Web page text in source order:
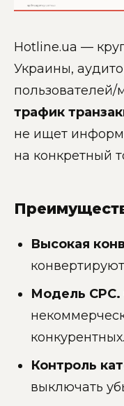
Hotline.ua —
Украины,
пользователей/
трафик
не ищет
на конкретный
Высокая
Модель CPC.
конкурентных.
Контроль
выключать